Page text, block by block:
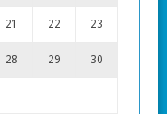
21 22 23
28 29 30